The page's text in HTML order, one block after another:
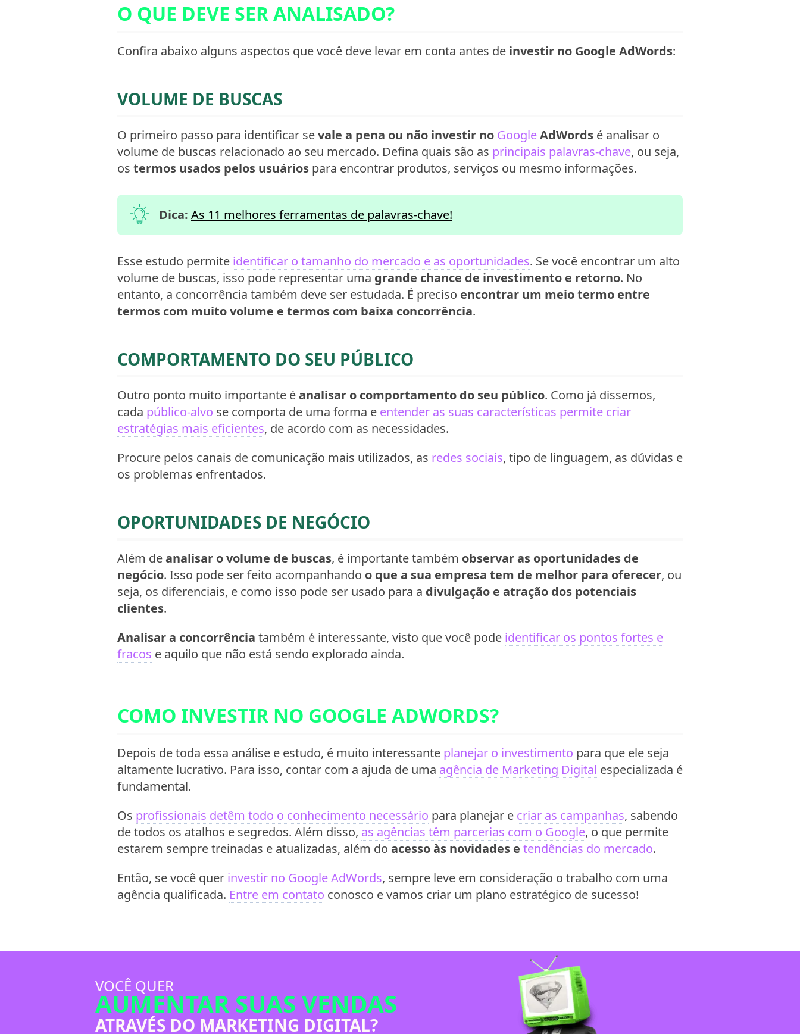
O QUE DEVE SER ANALISADO?
Confira abaixo alguns aspectos que você deve levar em conta antes de investir no Google AdWords:
VOLUME DE BUSCAS
O primeiro passo para identificar sevale a pena ou não investir no GoogleAdWords é analisar o
volume de buscas relacionado ao seu mercado. Defina quais são as principais palavras-chave, ou seja,
os termos usados pelos usuários para encontrar produtos, serviços ou mesmo informações.
Dica: As 11 melhores ferramentas de palavras-chave!
Esse estudo permite identificar o tamanho do mercado e as oportunidades. Se você encontrar um alto
volume de buscas, isso pode representar uma grande chance de investimento e retorno. No
entanto, a concorrência também deve ser estudada. É preciso encontrar um meio termo entre
termos com muito volume e termos com baixa concorrência.
COMPORTAMENTO DO SEU PÚBLICO
Outro ponto muito importante éanalisar o comportamento do seu público. Como já dissemos,
cada público-alvo se comporta de uma forma e entender as suas características permite criar
estratégias mais eficientes, de acordo com as necessidades.
Procure pelos canais de comunicação mais utilizados, as redes sociais, tipo de linguagem, as dúvidas e
os problemas enfrentados.
OPORTUNIDADES DE NEGÓCIO
Além deanalisar o volume de buscas, é importante também observar as oportunidades de
negócio. Isso pode ser feito acompanhando o que a sua empresa tem de melhor para oferecer, ou
seja, os diferenciais, e como isso pode ser usado para a divulgação e atração dos potenciais
clientes.
Analisar a concorrência também é interessante, visto que você pode identificar os pontos fortes e
fracos e aquilo que não está sendo explorado ainda.
COMO INVESTIR NO GOOGLE ADWORDS?
Depois de toda essa análise e estudo, é muito interessante planejar o investimento para que ele seja
altamente lucrativo. Para isso, contar com a ajuda de uma agência de Marketing Digital especializada é
fundamental.
Os profissionais detêm todo o conhecimento necessário para planejar e criar as campanhas, sabendo
de todos os atalhos e segredos. Além disso, as agências têm parcerias com o Google, o que permite
estarem sempre treinadas e atualizadas, além do acesso às novidades e tendências do mercado.
Então, se você quer investir no Google AdWords, sempre leve em consideração o trabalho com uma
agência qualificada. Entre em contato conosco e vamos criar um plano estratégico de sucesso!
VOCÊ QUER
AUMENTAR SUAS VENDAS
ATRAVÉS DO MARKETING DIGITAL?